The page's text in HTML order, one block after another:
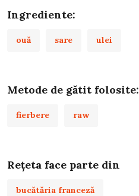
Ingrediente:
ouă sare ulei
Metode de gătit folosite:
fierbere raw
Rețeta face parte din
bucătăria franceză